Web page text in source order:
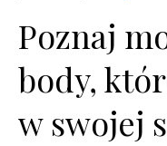
Poznaj
body,
w swojej